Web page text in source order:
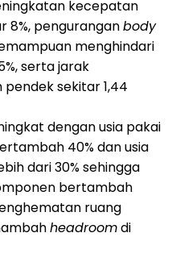
kecepatan
8%, penguranganbody
menghindari
serta jarak
sekitar 1,44
dengan usia pakai
40% dan usia
dari 30% sehingga
bertambah
ruang
headroomdi